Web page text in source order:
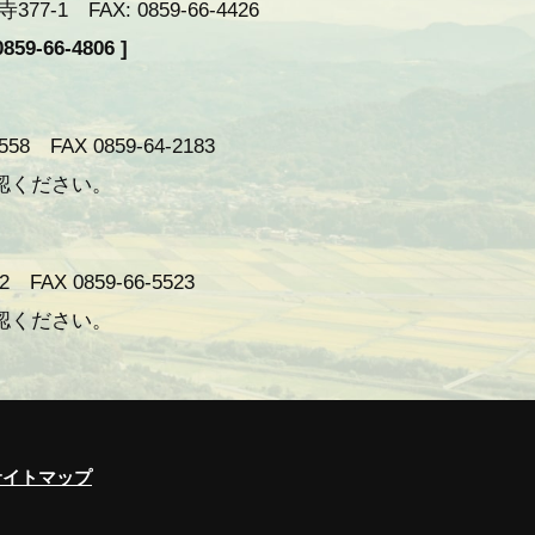
377-1 FAX: 0859-66-4426
66-4806 ]
FAX 0859-64-2183
ださい。
FAX 0859-66-5523
ださい。
トマップ